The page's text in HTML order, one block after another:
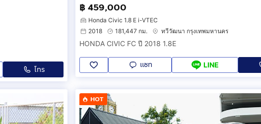
โทร
฿ 459,000
Honda Civic 1.8 E i-VTEC
2018
181,447 กม. ทวีวัฒนา กรุงเทพมหานคร
HONDA CIVIC FC ปี 2018 1.8E
แชท LINE
HOT